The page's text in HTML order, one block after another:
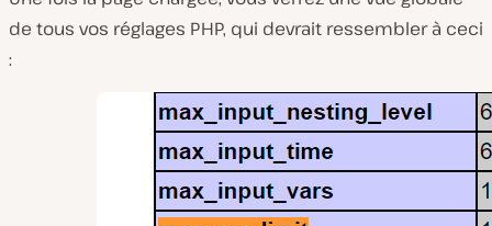
de tous vos réglages PHP, qui devrait ressembler à ceci
: